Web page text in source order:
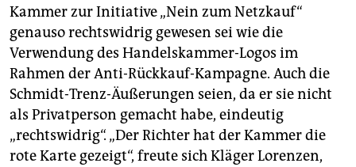
Kammer zur Initiative „Nein zum Netzkauf“
genauso rechtswidrig gewesen sei wie die
Verwendung des Handelskammer-Logos im
Rahmen der Anti-Rückkauf-Kampagne. Auch die
Schmidt-Trenz-Äußerungen seien, da er sie nicht
als Privatperson gemacht habe, eindeutig
„rechtswidrig“. „Der Richter hat der Kammer die
rote Karte gezeigt“, freute sich Kläger Lorenzen,